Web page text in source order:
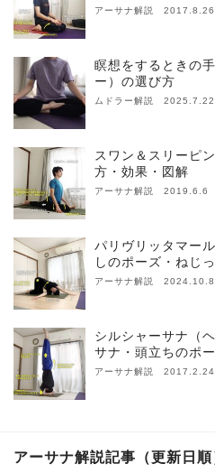
アーサナ解説 2017.8.26
瞑想をするときの
ー）の選び方
ムドラー解説 2025.7.22
スワン＆スリーピ
方・効果・図解
アーサナ解説 2019.6.6
パリヴリッタマー
しのポーズ・ねじ
アーサナ解説 2024.10.8
シルシャーサナ（
サナ・頭立ちのポ
アーサナ解説 2017.2.24
アーサナ解説記事（更新日順